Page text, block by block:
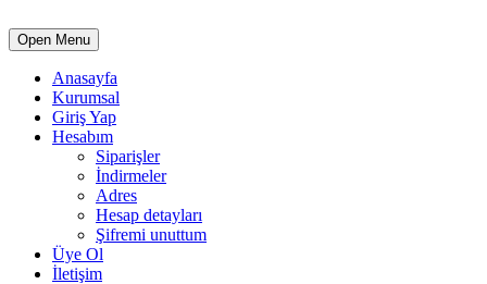
Open Menu
Anasayfa
Kurumsal
Giriş Yap
Hesabım
Siparişler
İndirmeler
Adres
Hesap detayları
Şifremi unuttum
Üye Ol
İletişim